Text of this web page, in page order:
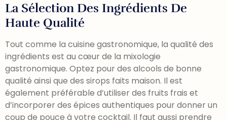
La Sélection Des Ingrédients De
Haute Qualité
Tout comme la cuisine gastronomique, la qualité des
ingrédients est au cœur de la mixologie
gastronomique. Optez pour des alcools de bonne
qualité ainsi que des sirops faits maison. Il est
également préférable d’utiliser des fruits frais et
d’incorporer des épices authentiques pour donner un
coup de pouce à votre cocktail. Il faut aussi prendre